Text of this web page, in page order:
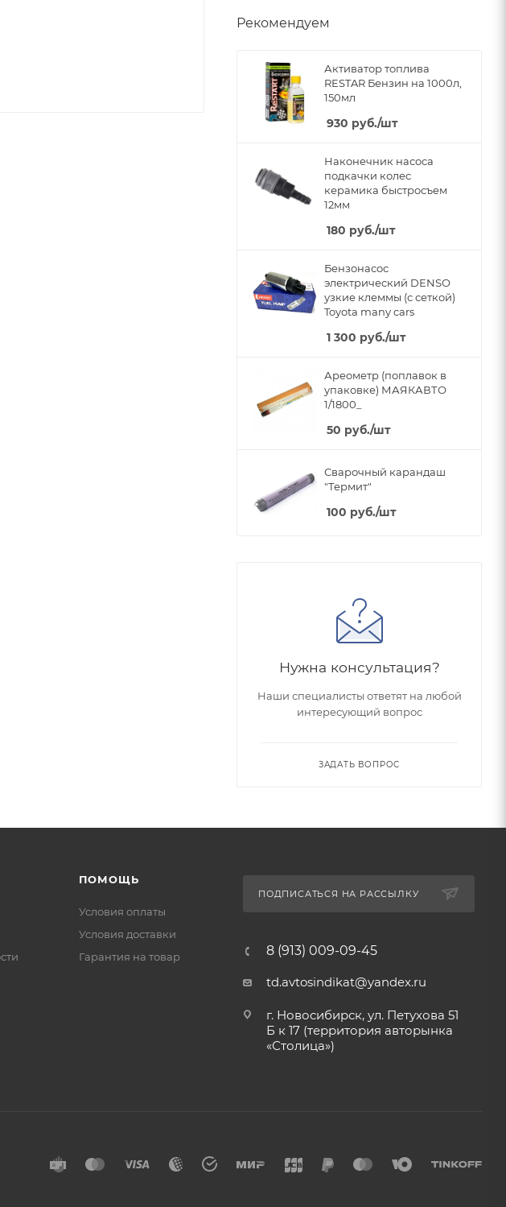
Рекомендуем
Активатор топлива
RESTAR Бензин на 1000л,
150мл
930 руб./шт
Наконечник насоса
подкачки колес
керамика быстросъем
12мм
180 руб./шт
Бензонасос
электрический DENSO
узкие клеммы (с сеткой)
Toyota many cars
1 300 руб./шт
Ареометр (поплавок в
упаковке) МАЯКАВТО
1/1800_
50 руб./шт
Сварочный карандаш
"Термит"
100 руб./шт
Нужна консультация?
Наши специалисты ответят на любой
интересующий вопрос
ЗАДАТЬ ВОПРОС
ПОМОЩЬ
Условия оплаты
Условия доставки
Гарантия на товар
ПОДПИСАТЬСЯ НА РАССЫЛКУ
8 (913) 009-09-45
td.avtosindikat@yandex.ru
г. Новосибирск, ул. Петухова 51
Б к 17 (территория авторынка
«Столица»)